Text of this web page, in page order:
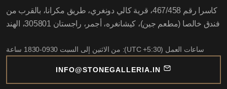
كاسرا رقم 467/458، قرية كالي دونغري، طريق مكرانا، بالقرب من
فندق خالصا (مطعم جين)، كيشانغره، أجمر، راجستان 305801، الهند
ساعات العمل (UTC +5:30): من الاثنين إلى السبت 0930-1830 ساعة
INFO@STONEGALLERIA.IN